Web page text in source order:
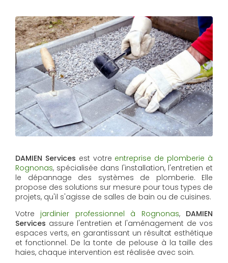
DAMIEN Services est votre entreprise de plomberie à
Rognonas, spécialisée dans l'installation, l'entretien et
le dépannage des systèmes de plomberie. Elle
propose des solutions sur mesure pour tous types de
projets, qu'il s'agisse de salles de bain ou de cuisines.
Votre jardinier professionnel à Rognonas, DAMIEN
Services assure l'entretien et l'aménagement de vos
espaces verts, en garantissant un résultat esthétique
et fonctionnel. De la tonte de pelouse à la taille des
haies, chaque intervention est réalisée avec soin.